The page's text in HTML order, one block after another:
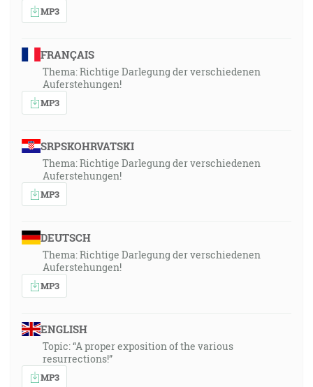
MP3
FRANÇAIS
Thema: Richtige Darlegung der verschiedenen
Auferstehungen!
MP3
SRPSKOHRVATSKI
Thema: Richtige Darlegung der verschiedenen
Auferstehungen!
MP3
DEUTSCH
Thema: Richtige Darlegung der verschiedenen
Auferstehungen!
MP3
ENGLISH
Topic: “A proper exposition of the various
resurrections!”
MP3